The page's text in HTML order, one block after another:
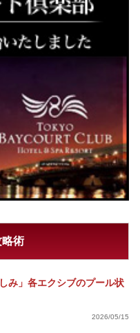
略術
み」各エクシブのプール状
2026/05/15